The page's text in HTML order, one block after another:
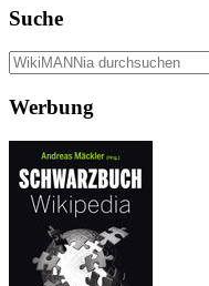
Suche
Werbung